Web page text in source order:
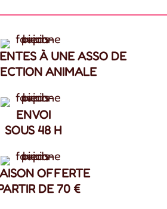
À UNE ASSO DE
ANIMALE
ENVOI
SOUS 48 H
OFFERTE
DE 70 €